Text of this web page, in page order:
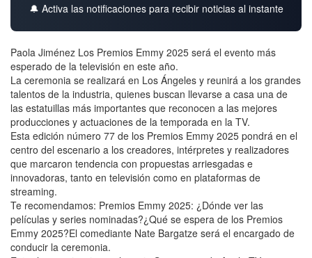
🔔 Activa las notificaciones para recibir noticias al instante
Paola Jiménez Los Premios Emmy 2025 será el evento más
esperado de la televisión en este año.
La ceremonia se realizará en Los Ángeles y reunirá a los grandes
talentos de la industria, quienes buscan llevarse a casa una de
las estatuillas más importantes que reconocen a las mejores
producciones y actuaciones de la temporada en la TV.
Esta edición número 77 de los Premios Emmy 2025 pondrá en el
centro del escenario a los creadores, intérpretes y realizadores
que marcaron tendencia con propuestas arriesgadas e
innovadoras, tanto en televisión como en plataformas de
streaming.
Te recomendamos: Premios Emmy 2025: ¿Dónde ver las
películas y series nominadas?¿Qué se espera de los Premios
Emmy 2025?El comediante Nate Bargatze será el encargado de
conducir la ceremonia.